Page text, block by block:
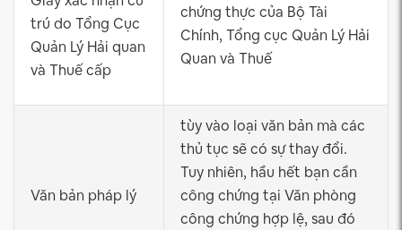
trú do Tổng Cục
Quản Lý Hải quan
và Thuế cấp
chứng thực của Bộ Tài
Chính, Tổng cục Quản Lý Hải
Quan và Thuế
Văn bản pháp lý
tùy vào loại văn bản mà các
thủ tục sẽ có sự thay đổi.
Tuy nhiên, hầu hết bạn cần
công chứng tại Văn phòng
công chứng hợp lệ, sau đó